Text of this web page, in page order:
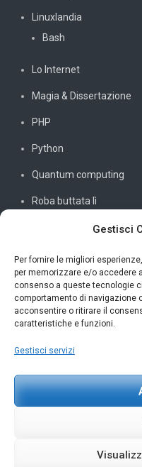
Gestisci
Per fornire le migliori
per memorizzare e/o accedere
consenso a queste tecnologie
comportamento di navigazione
acconsentire o ritirare il
caratteristiche e funzioni.
Gestisci servizi
Linuxlandia
Bash
Lo Internet
Magia & Dissertazione
PHP
Python
Quantum computing
Roba buttata lì
Windowssiamo
C#
INFORMAZIONI UTILI